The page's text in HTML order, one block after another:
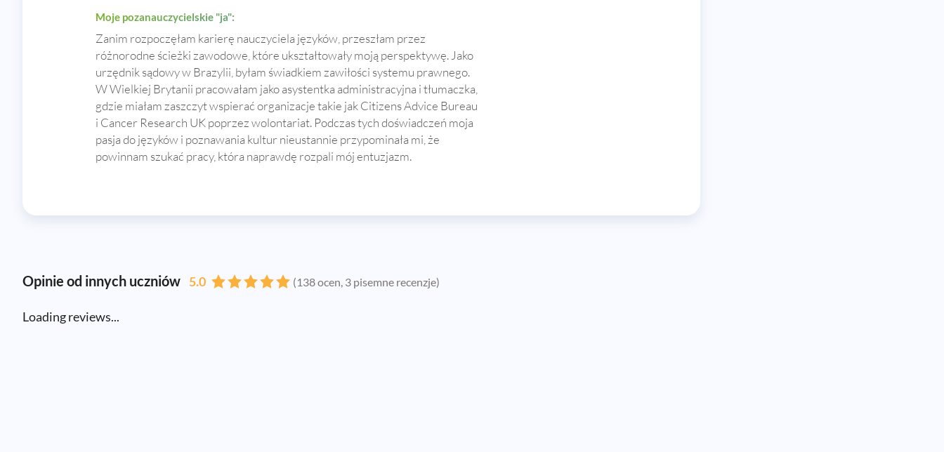
Moje pozanauczycielskie "ja":
Zanim rozpoczęłam karierę nauczyciela języków, przeszłam przez
różnorodne ścieżki zawodowe, które ukształtowały moją perspektywę. Jako
urzędnik sądowy w Brazylii, byłam świadkiem zawiłości systemu prawnego.
W Wielkiej Brytanii pracowałam jako asystentka administracyjna i tłumaczka,
gdzie miałam zaszczyt wspierać organizacje takie jak Citizens Advice Bureau
i Cancer Research UK poprzez wolontariat. Podczas tych doświadczeń moja
pasja do języków i poznawania kultur nieustannie przypominała mi, że
powinnam szukać pracy, która naprawdę rozpali mój entuzjazm.
Opinie od innych uczniów 5.0 (138 ocen, 3 pisemne recenzje)
Loading reviews...